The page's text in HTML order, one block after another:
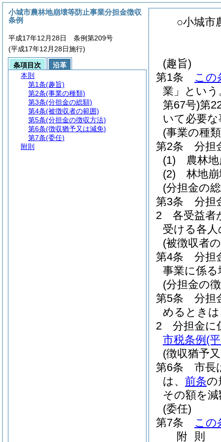
○小城市
(趣旨)
第1条
この
業」という
第67号)第
いて必要
(事業の種
第2条
分担
(1)
農林
(2)
林地
(分担金の
第3条
分担
2
各受益者
受ける各
(被徴収者
第4条
分担
事業に係
(分担金の
第5条
分担
めるとき
2
分担金に
市税条例 (
(徴収猶予
第6条
市長
は、 前条の
その額を
(委任)
第7条
この
附 則
小城市農林地崩壊等防止事業分担金徴収
条例
平成17年12月28日 条例第209号
(平成17年12月28日施行)
条項目次
沿革
本則
第1条(趣旨)
第2条(事業の種類)
第3条(分担金の総額)
第4条(被徴収者の範囲)
第5条(分担金の徴収方法)
第6条(徴収猶予又は減免)
第7条(委任)
附則